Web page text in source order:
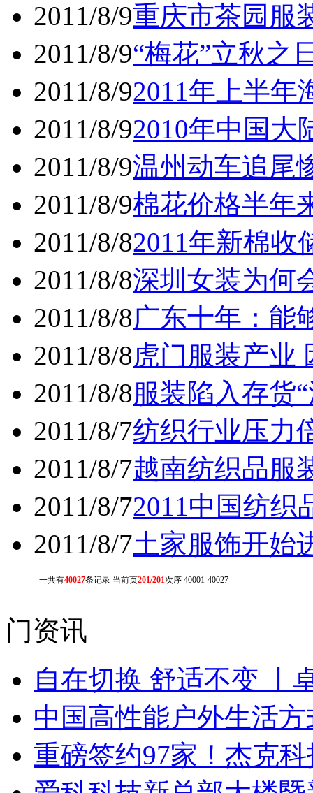
2011/8/9重庆市茶园服
2011/8/9“梅花”立秋之
2011/8/92011年上半年
2011/8/92010年中国大
2011/8/9温州动车追尾
2011/8/9棉花价格半年
2011/8/82011年新棉收
2011/8/8深圳女装为何
2011/8/8广东十年：能
2011/8/8虎门服装产业
2011/8/8服装陷入存货
2011/8/7纺织行业压力
2011/8/7越南纺织品服
2011/8/72011中国纺织
2011/8/7土家服饰开始
一共有40027条记录 当前页201/201次序 40001-40027
门资讯
自在切换 舒适不变 丨
中国高性能户外生活
重磅签约97家！杰克